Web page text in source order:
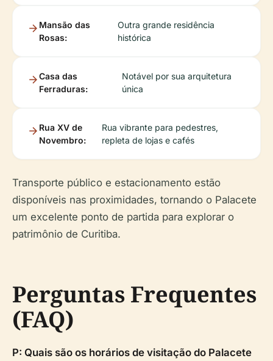
Mansão das
Rosas:
Outra grande residência
histórica
Casa das
Ferraduras:
Notável por sua arquitetura
única
Rua XV de
Novembro:
Rua vibrante para pedestres,
repleta de lojas e cafés
Transporte público e estacionamento estão
disponíveis nas proximidades, tornando o Palacete
um excelente ponto de partida para explorar o
patrimônio de Curitiba.
Perguntas Frequentes
(FAQ)
P: Quais são os horários de visitação do Palacete